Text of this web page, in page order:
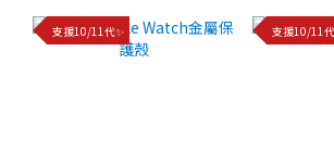
支援10/11代✨ 支援10/11